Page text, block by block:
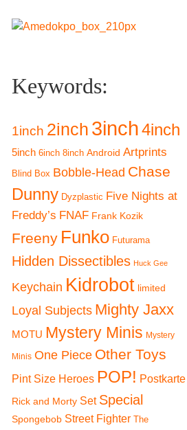
The Loyal Subjects:
Gremlins – Gizmo
€16,90
inkl. 19 % MwSt.
zzgl.
Versandkosten
-30%
Game of
Tyrion
SALE
Jetzt: €
Preis
€
inkl. 19 % MwSt.
Keywords:
1inch 2inch 3inch4inch
5inch 6inch 8inch Android Artprints
Blind Box Bobble-Head Chase
Dunny Dyzplastic Five Nights at
Freddy’s FNAF Frank Kozik
Freeny Funko Futurama
Hidden Dissectibles Huck Gee
Keychain Kidrobot limited
Loyal Subjects Mighty Jaxx
MOTU Mystery Minis Mystery
Minis One Piece Other Toys
Pint Size Heroes POP! Postkarte
Rick and Morty Set Special
Spongebob Street Fighter The